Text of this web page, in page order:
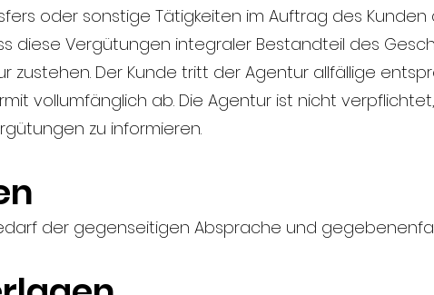
oder sonstige Tätigkeiten im Auftrag des
diese Vergütungen integraler Bestandteil des
zustehen. Der Kunde tritt der Agentur allfällige
vollumfänglich ab. Die Agentur ist nicht
zu informieren.
der gegenseitigen Absprache und